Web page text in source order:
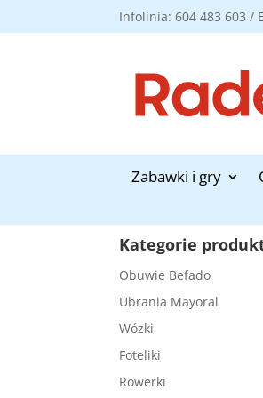
Infolinia: 604 483 603 /
Zabawki i gry
Kategorie
Obuwie Befado
Ubrania Mayoral
Wózki
Foteliki
Rowerki